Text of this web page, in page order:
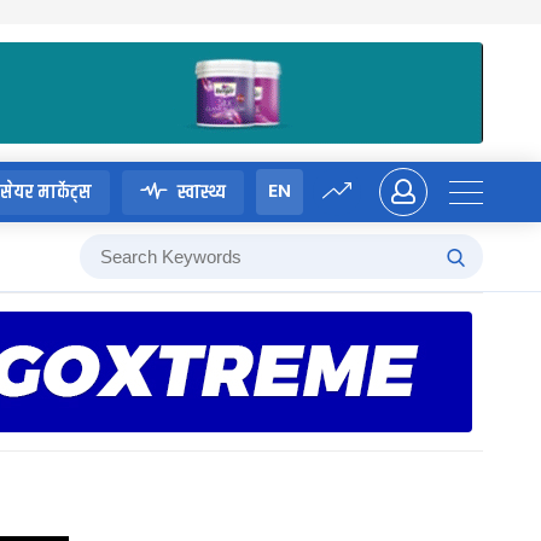
सेयर मार्केट्स स्वास्थ्य EN